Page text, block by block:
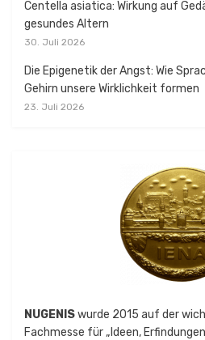
Centella asiatica: Wirkung auf
gesundes Altern
30. Juli 2026
Die Epigenetik der Angst: Wie
Gehirn unsere Wirklichkeit formen
23. Juli 2026
NUGENISwurde 2015 auf der
Fachmesse für „Ideen,